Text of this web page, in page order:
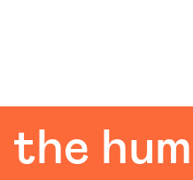
human